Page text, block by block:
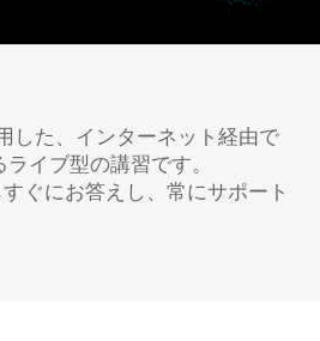
した、インターネット経由で
イブ型の講習です。
ぐにお答えし、常にサポート